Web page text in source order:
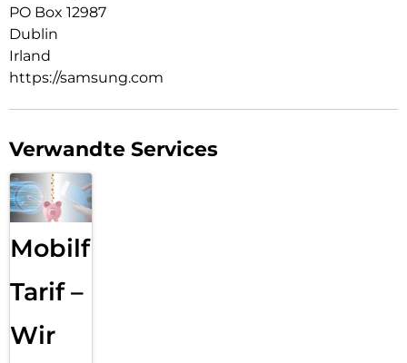
PO Box 12987
Dublin
Irland
https://samsung.com
Verwandte Services
Mobilfunk
Tarif –
Wir